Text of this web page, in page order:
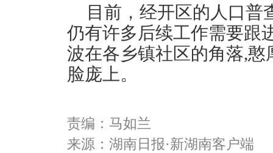
目前，经开区的人口普
仍有许多后续工作需要跟
波在各乡镇社区的角落,
脸庞上。
责编：马如兰
来源：湖南日报·新湖南客户端